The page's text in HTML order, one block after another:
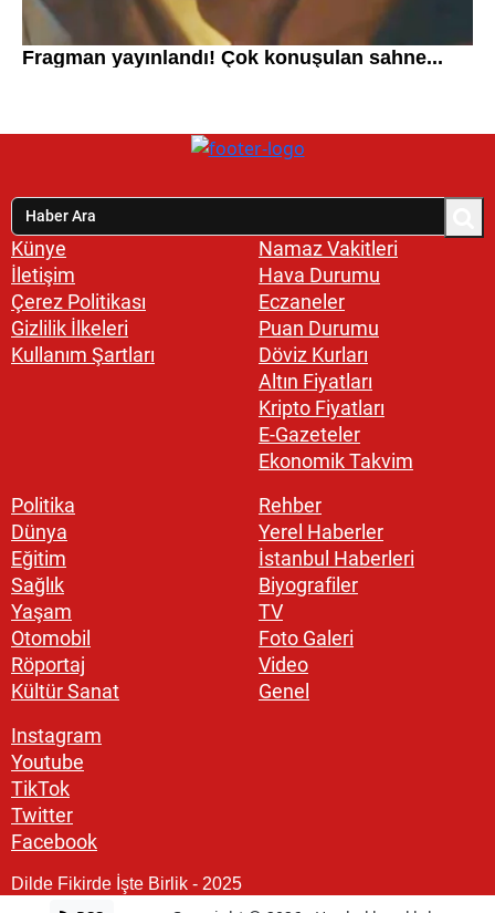
Künye
İletişim
Çerez Politikası
Gizlilik İlkeleri
Kullanım Şartları
Namaz Vakitleri
Hava Durumu
Eczaneler
Puan Durumu
Döviz Kurları
Altın Fiyatları
Kripto Fiyatları
E-Gazeteler
Ekonomik Takvim
Politika
Dünya
Eğitim
Sağlık
Yaşam
Otomobil
Röportaj
Kültür Sanat
Rehber
Yerel Haberler
İstanbul Haberleri
Biyografiler
TV
Foto Galeri
Video
Genel
Instagram
Youtube
TikTok
Twitter
Facebook
Dilde Fikirde İşte Birlik - 2025